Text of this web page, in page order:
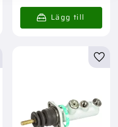
till i favoriter